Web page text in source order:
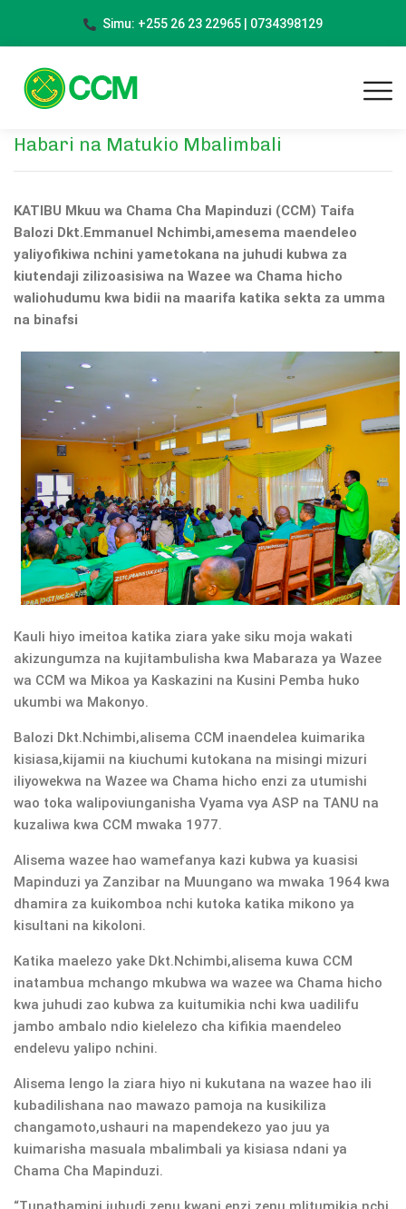
Simu: +255 26 23 22965 | 0734398129
Habari na Matukio Mbalimbali
KATIBU Mkuu wa Chama Cha Mapinduzi (CCM) Taifa
Balozi Dkt.Emmanuel Nchimbi,amesema maendeleo
yaliyofikiwa nchini yametokana na juhudi kubwa za
kiutendaji zilizoasisiwa na Wazee wa Chama hicho
waliohudumu kwa bidii na maarifa katika sekta za umma
na binafsi
Kauli hiyo imeitoa katika ziara yake siku moja wakati
akizungumza na kujitambulisha kwa Mabaraza ya Wazee
wa CCM wa Mikoa ya Kaskazini na Kusini Pemba huko
ukumbi wa Makonyo.
Balozi Dkt.Nchimbi,alisema CCM inaendelea kuimarika
kisiasa,kijamii na kiuchumi kutokana na misingi mizuri
iliyowekwa na Wazee wa Chama hicho enzi za utumishi
wao toka walipoviunganisha Vyama vya ASP na TANU na
kuzaliwa kwa CCM mwaka 1977.
Alisema wazee hao wamefanya kazi kubwa ya kuasisi
Mapinduzi ya Zanzibar na Muungano wa mwaka 1964 kwa
dhamira za kuikomboa nchi kutoka katika mikono ya
kisultani na kikoloni.
Katika maelezo yake Dkt.Nchimbi,alisema kuwa CCM
inatambua mchango mkubwa wa wazee wa Chama hicho
kwa juhudi zao kubwa za kuitumikia nchi kwa uadilifu
jambo ambalo ndio kielelezo cha kifikia maendeleo
endelevu yalipo nchini.
Alisema lengo la ziara hiyo ni kukutana na wazee hao ili
kubadilishana nao mawazo pamoja na kusikiliza
changamoto,ushauri na mapendekezo yao juu ya
kuimarisha masuala mbalimbali ya kisiasa ndani ya
Chama Cha Mapinduzi.